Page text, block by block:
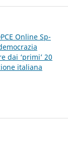
Online Sp-
dai ‘primi’ 20
italiana